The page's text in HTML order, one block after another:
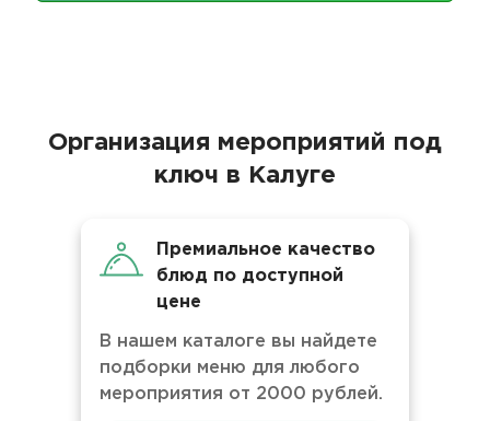
Организация мероприятий под
ключ в Калуге
Премиальное качество
блюд по доступной
цене
В нашем каталоге вы найдете
подборки меню для любого
мероприятия от 2000 рублей.